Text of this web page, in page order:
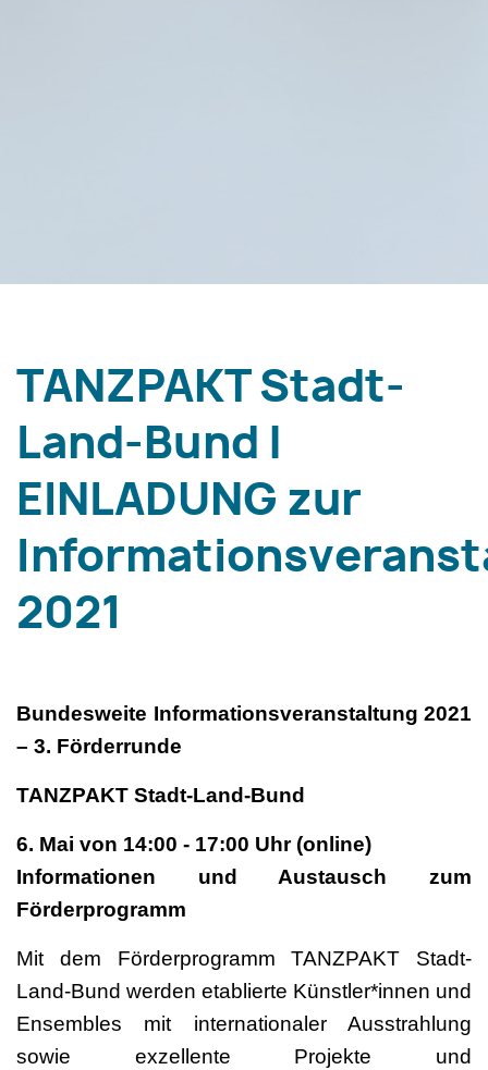
TANZPAKT Stadt-
Land-Bund |
EINLADUNG zur
2021
Bundesweite Informationsveranstaltung 2021
– 3. Förderrunde
TANZPAKT Stadt-Land-Bund
6. Mai von 14:00 - 17:00 Uhr (online)
Informationen und Austausch zum
Förderprogramm
Mit dem Förderprogramm TANZPAKT Stadt-
Land-Bund werden etablierte Künstler*innen und
Ensembles mit internationaler Ausstrahlung
sowie exzellente Projekte und